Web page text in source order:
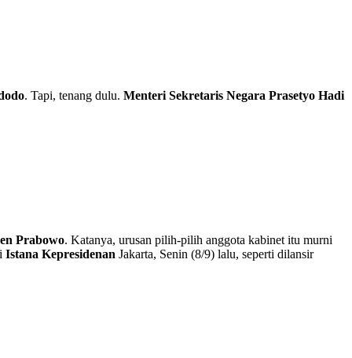
. Tapi, tenang dulu. Menteri Sekretaris Negara Prasetyo Hadi
Prabowo. Katanya, urusan pilih-pilih anggota kabinet itu murni
Istana Kepresidenan Jakarta, Senin (8/9) lalu, seperti dilansir